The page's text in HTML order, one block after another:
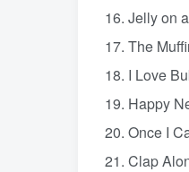
16. Jelly on
17. The
18. I Love
19. Happy
20. Once I
21. Clap